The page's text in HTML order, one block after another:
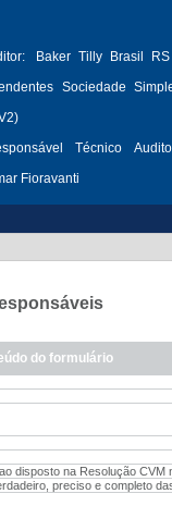
Baker Tilly Brasil
Sociedade
Técnico
Fioravanti